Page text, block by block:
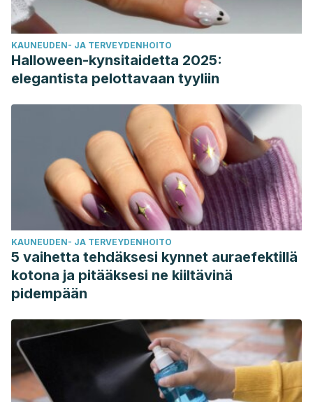
KAUNEUDEN- JA TERVEYDENHOITO
Halloween-kynsitaidetta 2025:
elegantista pelottavaan tyyliin
KAUNEUDEN- JA TERVEYDENHOITO
5 vaihetta tehdäksesi kynnet auraefektillä
kotona ja pitääksesi ne kiiltävinä
pidempään